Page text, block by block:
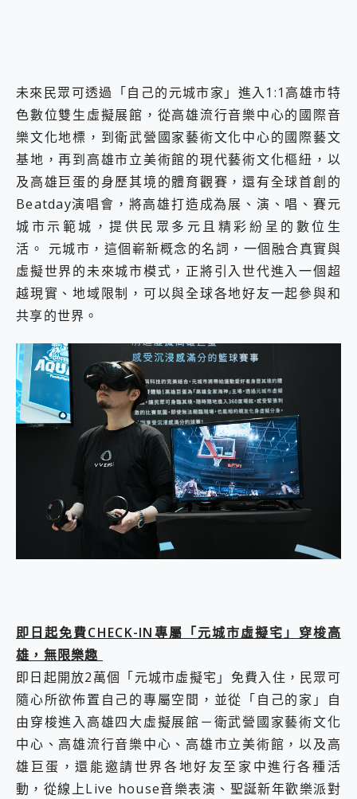
未來民眾可透過「自己的元城市家」進入1:1高雄市特
色數位雙生虛擬展館，從高雄流行音樂中心的國際音
樂文化地標，到衛武營國家藝術文化中心的國際藝文
基地，再到高雄市立美術館的現代藝術文化樞紐，以
及高雄巨蛋的身歷其境的體育觀賽，還有全球首創的
Beatday演唱會，將高雄打造成為展、演、唱、賽元
城市示範城，提供民眾多元且精彩紛呈的數位生
活。 元城市，這個嶄新概念的名詞，一個融合真實與
虛擬世界的未來城市模式，正將引入世代進入一個超
越現實、地域限制，可以與全球各地好友一起參與和
共享的世界。
即日起免費CHECK-IN專屬「元城市虛擬宅」穿梭高
雄，無限樂趣
即日起開放2萬個「元城市虛擬宅」免費入住，民眾可
隨心所欲佈置自己的專屬空間，並從「自己的家」自
由穿梭進入高雄四大虛擬展館－衛武營國家藝術文化
中心、高雄流行音樂中心、高雄市立美術館，以及高
雄巨蛋，還能邀請世界各地好友至家中進行各種活
動，從線上Live house音樂表演、聖誕新年歡樂派對